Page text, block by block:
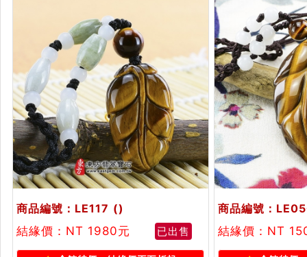
商品編號：LE117 ()
結緣價：NT 1980元
已出售
商品編號：
結緣價：NT